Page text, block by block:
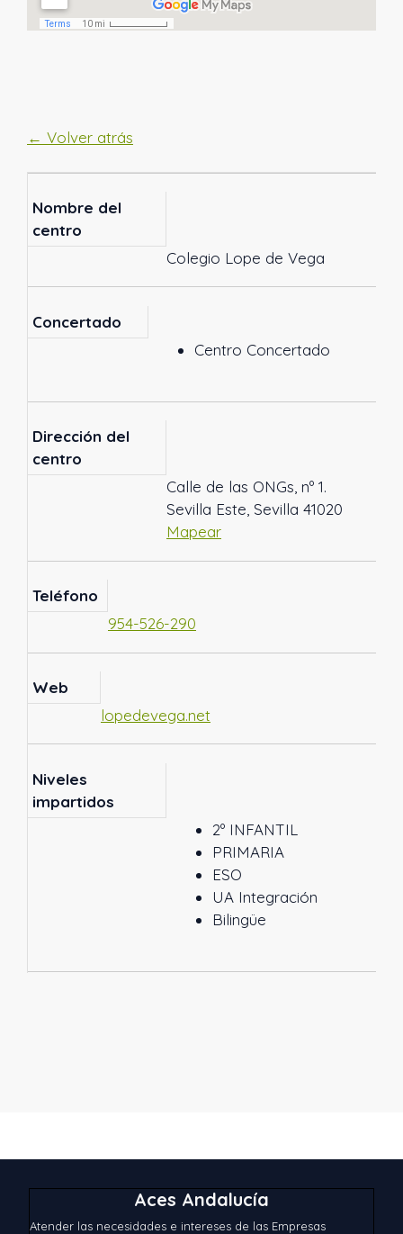
← Volver atrás
Nombre del
centro
Colegio Lope de Vega
Concertado
Centro Concertado
Dirección del
centro
Calle de las ONGs, nº 1.
Sevilla Este, Sevilla 41020
Mapear
Teléfono
954-526-290
Web
lopedevega.net
Niveles
impartidos
2º INFANTIL
PRIMARIA
ESO
UA Integración
Bilingüe
Aces Andalucía
Atender las necesidades e intereses de las Empresas